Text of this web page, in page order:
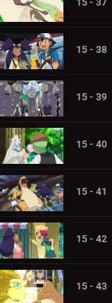
15 - 38
15 - 39
15 - 40
15 - 41
15 - 42
15 - 43